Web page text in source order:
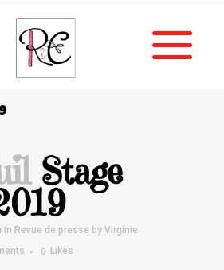
Stage
in Revue de presse by Virginie
0 Likes